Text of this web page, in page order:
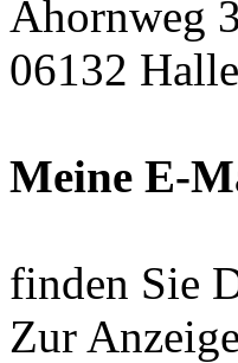
Ahornweg
06132
Meine E-
finden Sie
Zur